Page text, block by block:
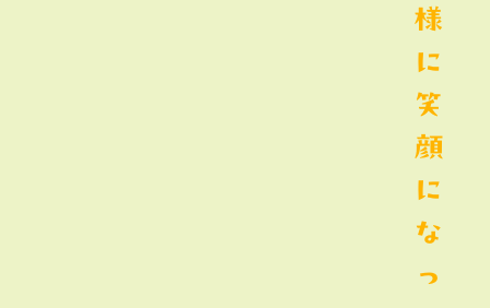
様
に
笑
顔
に
な
っ